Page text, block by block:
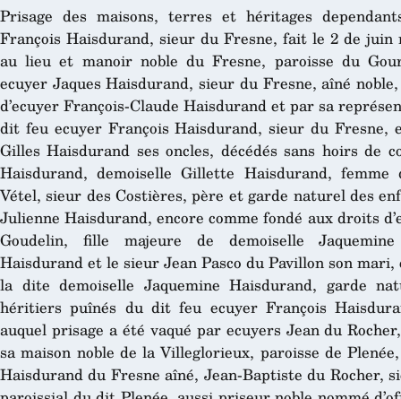
Prisage des maisons, terres et héritages
François Haisdurand, sieur du Fresne, fait le 2 de
au lieu et manoir noble du Fresne, paroisse du
ecuyer Jaques Haisdurand, sieur du Fresne, aîné
d’ecuyer François-Claude Haisdurand et par sa
dit feu ecuyer François Haisdurand, sieur du Fresne,
Gilles Haisdurand ses oncles, décédés sans hoirs de
Haisdurand, demoiselle Gillette Haisdurand,
Vétel, sieur des Costières, père et garde naturel des
Julienne Haisdurand, encore comme fondé aux droits
Goudelin, fille majeure de demoiselle
Haisdurand et le sieur Jean Pasco du Pavillon son
la dite demoiselle Jaquemine Haisdurand, garde
héritiers puînés du dit feu ecuyer François
auquel prisage a été vaqué par ecuyers Jean du
sa maison noble de la Villeglorieux, paroisse de
Haisdurand du Fresne aîné, Jean-Baptiste du Rocher,